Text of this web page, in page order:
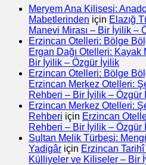
Meryem Ana Kilisesi:
Mabetlerinden için Elazığ
Manevi Mirası – Bir İyilik –
Erzincan Otelleri: Bölge
Ergan Dağı Otelleri:
Bir İyilik – Özgür İyilik
Erzincan Otelleri: Bölge
Erzincan Merkez Otelleri:
Rehberi – Bir İyilik – Özgür
Erzincan Merkez Otelleri:
Rehberi için Erzincan
Rehberi – Bir İyilik – Özgür
Sultan Melik Türbesi:
Yadigâr için Erzincan Tarihî
Külliyeler ve Kiliseler – Bir